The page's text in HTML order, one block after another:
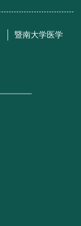
暨南大学医学